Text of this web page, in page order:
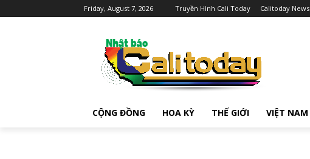
Friday, August 7, 2026 Truyền Hình Cali Today Calitoday News
CỘNG ĐỒNG HOA KỲ THẾ GIỚI VIỆT NAM